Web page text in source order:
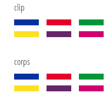
clip
corps